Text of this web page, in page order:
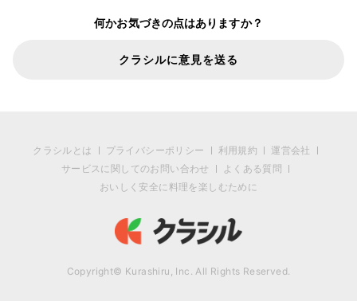
何かお気づきの点はありますか？
クラシルに意見を送る
クラシルとは プライバシーポリシー 利用規約
運営会社
サービスに関してのお問い合わせ
よくある質問
おいしく安全に料理を楽しむために
Copyright© Kurashiru, Inc. All Rights Reserved.